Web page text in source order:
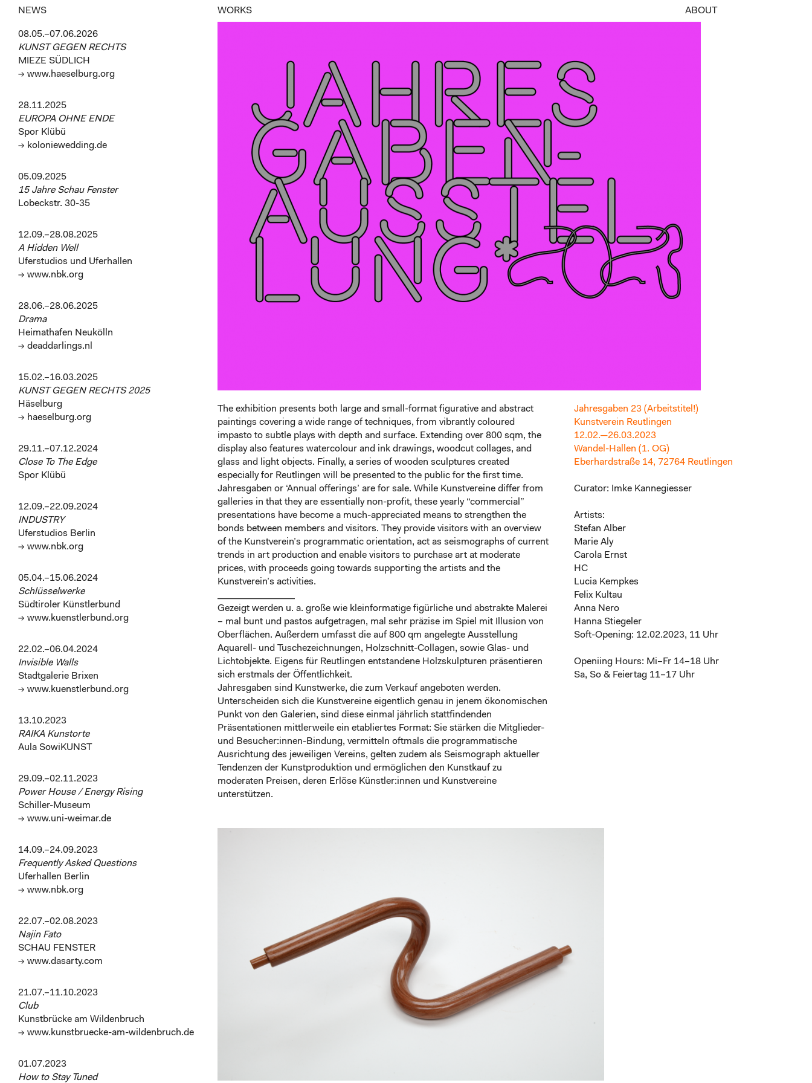
NEWS WORKS ABOUT
The exhibition presents both large and small-format figurative and abstract
paintings covering a wide range of techniques, from vibrantly coloured
impasto to subtle plays with depth and surface. Extending over 800 sqm, the
display also features watercolour and ink drawings, woodcut collages, and
glass and light objects. Finally, a series of wooden sculptures created
especially for Reutlingen will be presented to the public for the first time.
Jahresgaben or ‘Annual offerings’ are for sale. While Kunstvereine differ from
galleries in that they are essentially non-profit, these yearly “commercial”
presentations have become a much-appreciated means to strengthen the
bonds between members and visitors. They provide visitors with an overview
of the Kunstverein’s programmatic orientation, act as seismographs of current
trends in art production and enable visitors to purchase art at moderate
prices, with proceeds going towards supporting the artists and the
Kunstverein’s activities.
Gezeigt werden u. a. große wie kleinformatige figürliche und abstrakte Malerei
– mal bunt und pastos aufgetragen, mal sehr präzise im Spiel mit Illusion von
Oberflächen. Außerdem umfasst die auf 800 qm angelegte Ausstellung
Aquarell- und Tuschezeichnungen, Holzschnitt-Collagen, sowie Glas- und
Lichtobjekte. Eigens für Reutlingen entstandene Holzskulpturen präsentieren
sich erstmals der Öffentlichkeit.
Jahresgaben sind Kunstwerke, die zum Verkauf angeboten werden.
Unterscheiden sich die Kunstvereine eigentlich genau in jenem ökonomischen
Punkt von den Galerien, sind diese einmal jährlich stattfindenden
Präsentationen mittlerweile ein etabliertes Format: Sie stärken die Mitglieder-
und Besucher:innen-Bindung, vermitteln oftmals die programmatische
Ausrichtung des jeweiligen Vereins, gelten zudem als Seismograph aktueller
Tendenzen der Kunstproduktion und ermöglichen den Kunstkauf zu
moderaten Preisen, deren Erlöse Künstler:innen und Kunstvereine
unterstützen.
Jahresgaben 23 (Arbeitstitel!)
Kunstverein Reutlingen
12.02.—26.03.2023
Wandel-Hallen (1. OG)
Eberhardstraße 14, 72764 Reutlingen
Curator: Imke Kannegiesser
Artists:
Stefan Alber
Marie Aly
Carola Ernst
HC
Lucia Kempkes
Felix Kultau
Anna Nero
Hanna Stiegeler
Soft-Opening: 12.02.2023, 11 Uhr
Openiing Hours: Mi–Fr 14–18 Uhr
Sa, So & Feiertag 11–17 Uhr
08.05.–07.06.2026
KUNST GEGEN RECHTS
MIEZE SÜDLICH
→ www.haeselburg.org
28.11.2025
EUROPA OHNE ENDE
Spor Klübü
→ koloniewedding.de
05.09.2025
15 Jahre Schau Fenster
Lobeckstr. 30-35
12.09.–28.08.2025
A Hidden Well
Uferstudios und Uferhallen
→ www.nbk.org
28.06.–28.06.2025
Drama
Heimathafen Neukölln
→ deaddarlings.nl
15.02.–16.03.2025
KUNST GEGEN RECHTS 2025
Häselburg
→ haeselburg.org
29.11.–07.12.2024
Close To The Edge
Spor Klübü
12.09.–22.09.2024
INDUSTRY
Uferstudios Berlin
→ www.nbk.org
05.04.–15.06.2024
Schlüsselwerke
Südtiroler Künstlerbund
→ www.kuenstlerbund.org
22.02.–06.04.2024
Invisible Walls
Stadtgalerie Brixen
→ www.kuenstlerbund.org
13.10.2023
RAIKA Kunstorte
Aula SowiKUNST
29.09.–02.11.2023
Power House / Energy Rising
Schiller-Museum
→ www.uni-weimar.de
14.09.–24.09.2023
Frequently Asked Questions
Uferhallen Berlin
→ www.nbk.org
22.07.–02.08.2023
Najin Fato
SCHAU FENSTER
→ www.dasarty.com
21.07.–11.10.2023
Club
Kunstbrücke am Wildenbruch
→ www.kunstbruecke-am-wildenbruch.de
01.07.2023
How to Stay Tuned